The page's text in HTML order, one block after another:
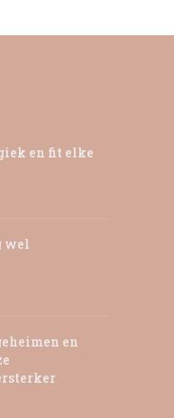
en fit elke
wel
en